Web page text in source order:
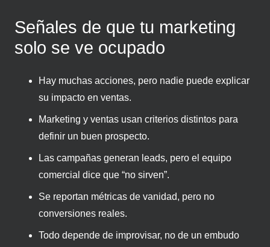
Señales de que tu marketing
solo se ve ocupado
Hay muchas acciones, pero nadie puede explicar
su impacto en ventas.
Marketing y ventas usan criterios distintos para
definir un buen prospecto.
Las campañas generan leads, pero el equipo
comercial dice que “no sirven”.
Se reportan métricas de vanidad, pero no
conversiones reales.
Todo depende de improvisar, no de un embudo